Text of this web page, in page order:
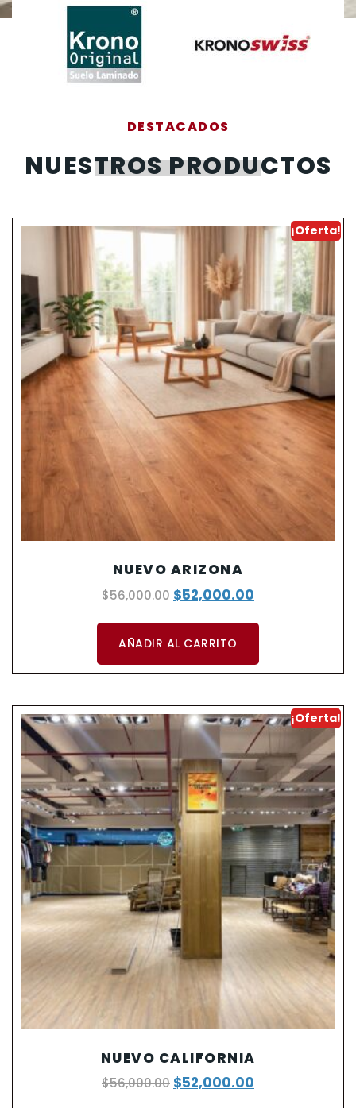
DESTACADOS
NUESTROS PRODUCTOS
¡Oferta!
NUEVO ARIZONA
$56,000.00 $52,000.00
AÑADIR AL CARRITO
¡Oferta!
NUEVO CALIFORNIA
$56,000.00 $52,000.00